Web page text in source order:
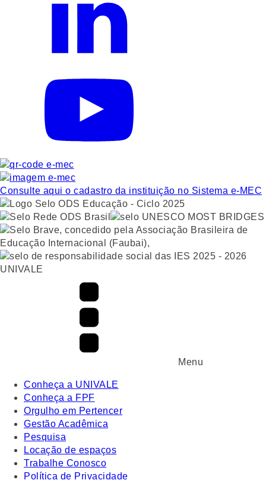
Consulte aqui o cadastro da instituição no Sistema e-MEC
UNIVALE
Menu
Conheça a UNIVALE
Conheça a FPF
Orgulho em Pertencer
Gestão Acadêmica
Pesquisa
Locação de espaços
Trabalhe Conosco
Política de Privacidade